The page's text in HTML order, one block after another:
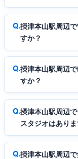
摂津本山駅周辺
すか？
摂津本山駅周辺
すか？
摂津本山駅周辺
スタジオはありま
摂津本山駅周辺